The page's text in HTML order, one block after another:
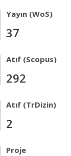
Yayın (WoS)
37
Atıf (Scopus)
292
Atıf (TrDizin)
2
Proje